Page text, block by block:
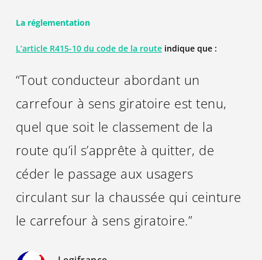
La réglementation
L’article R415-10 du code de la routeindique que :
“Tout conducteur abordant un
carrefour à sens giratoire est tenu,
quel que soit le classement de la
route qu’il s’apprête à quitter, de
céder le passage aux usagers
circulant sur la chaussée qui ceinture
le carrefour à sens giratoire.”